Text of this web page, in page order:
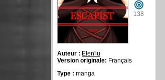
138
Auteur : Elen'lu
Version originale: Français
Type : manga